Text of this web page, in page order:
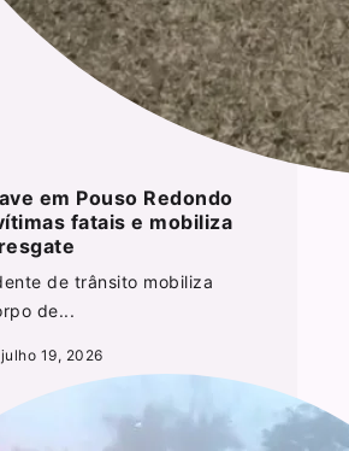
em Pouso Redondo
fatais e mobiliza
de trânsito mobiliza
de...
julho 19, 2026